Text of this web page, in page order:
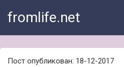
fromlife.net
Пост опубликован: 18-12-2017